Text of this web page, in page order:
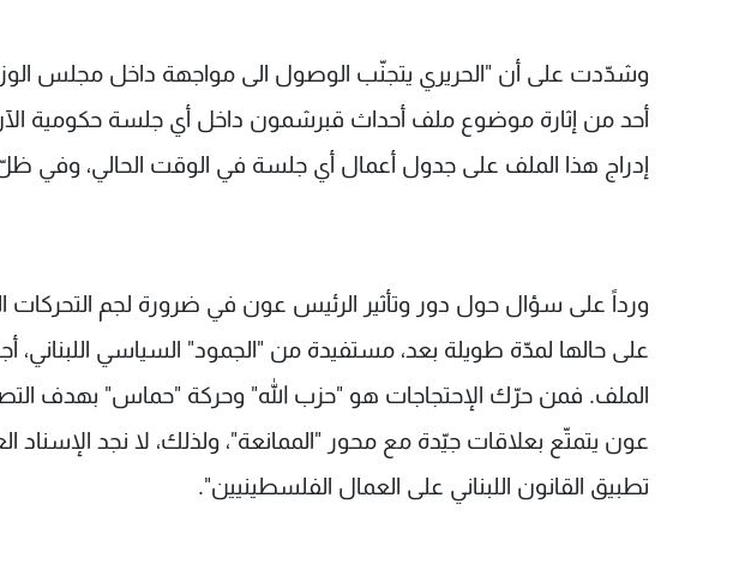
وشدّدت على أن "الحريري يتجنّب الوصول الى مواجهة داخل مجلس
أحد من إثارة موضوع ملف أحداث قبرشمون داخل أي جلسة حكومية
إدراج هذا الملف على جدول أعمال أي جلسة في الوقت الحالي، وفي ظلّ
ورداً على سؤال حول دور وتأثير الرئيس عون في ضرورة لجم التحركات
على حالها لمدّة طويلة بعد، مستفيدة من "الجمود" السياسي اللبناني،
الملف. فمن حرّك الإحتجاجات هو "حزب الله" وحركة "حماس" بهدف
عون يتمتّع بعلاقات جيّدة مع محور "الممانعة"، ولذلك، لا نجد
تطبيق القانون اللبناني على العمال الفلسطينيين".